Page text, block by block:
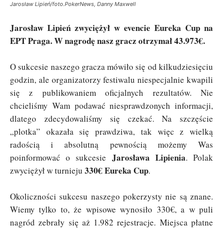
Jarosław Lipień/foto.PokerNews, Danny Maxwell
Jarosław Lipień zwyciężył w evencie Eureka Cup na
EPT Praga. W nagrodę nasz gracz otrzymał 43.973€.
O sukcesie naszego gracza mówiło się od kilkudziesięciu
godzin, ale organizatorzy festiwalu niespecjalnie kwapili
się z publikowaniem oficjalnych rezultatów. Nie
chcieliśmy Wam podawać niesprawdzonych informacji,
dlatego zdecydowaliśmy się czekać. Na szczęście
„plotka” okazała się prawdziwa, tak więc z wielką
radością i absolutną pewnością możemy Was
poinformować o sukcesie Jarosława Lipienia. Polak
zwyciężył w turnieju 330€ Eureka Cup.
Okoliczności sukcesu naszego pokerzysty nie są znane.
Wiemy tylko to, że wpisowe wynosiło 330€, a w puli
nagród zebrały się aż 1.982 rejestracje. Miejsca płatne